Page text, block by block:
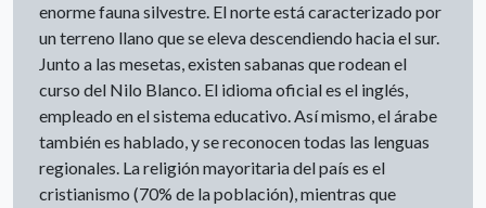
enorme fauna silvestre. El norte está caracterizado por
un terreno llano que se eleva descendiendo hacia el sur.
Junto a las mesetas, existen sabanas que rodean el
curso del Nilo Blanco. El idioma oficial es el inglés,
empleado en el sistema educativo. Así mismo, el árabe
también es hablado, y se reconocen todas las lenguas
regionales. La religión mayoritaria del país es el
cristianismo (70% de la población), mientras que